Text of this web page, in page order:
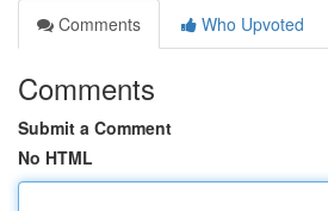
Comments
Who Upvoted
Comments
Submit a Comment
No HTML